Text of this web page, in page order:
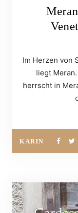
Im Herzen von
liegt
herrscht in
KARIN